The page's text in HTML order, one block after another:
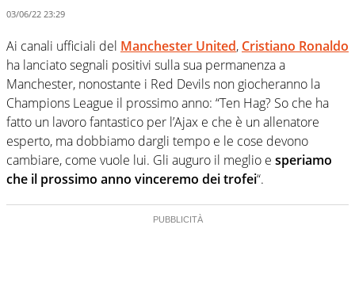
03/06/22 23:29
Ai canali ufficiali del Manchester United, Cristiano Ronaldo
ha lanciato segnali positivi sulla sua permanenza a
Manchester, nonostante i Red Devils non giocheranno la
Champions League il prossimo anno: “Ten Hag? So che ha
fatto un lavoro fantastico per l’Ajax e che è un allenatore
esperto, ma dobbiamo dargli tempo e le cose devono
cambiare, come vuole lui. Gli auguro il meglio e speriamo
che il prossimo anno vinceremo dei trofei“.